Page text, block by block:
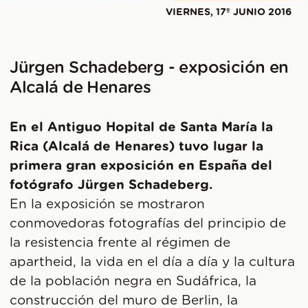
VIERNES, 17º JUNIO 2016
Jürgen Schadeberg - exposición en
Alcalá de Henares
En el Antiguo Hopital de Santa María la
Rica (Alcalá de Henares) tuvo lugar la
primera gran exposición en España del
fotógrafo Jürgen Schadeberg.
En la exposición se mostraron
conmovedoras fotografías del principio de
la resistencia frente al régimen de
apartheid, la vida en el día a día y la cultura
de la población negra en Sudáfrica, la
construcción del muro de Berlin, la